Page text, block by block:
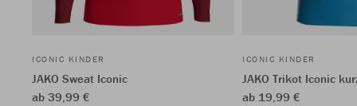
ICONIC KINDER
JAKO Sweat Iconic
ab 39,99 €
ICONIC KINDER
JAKO Trikot Iconic
ab 19,99 €